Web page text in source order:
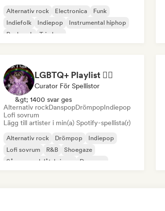
Alternativ rock Electronica
Funk
Indiefolk
Indiepop
Instrumental hiphop
Punkrock
Trip hop
LGBTQ+ Playlist 🏳️‍🌈
Curator För Spellistor
&gt; 1400 svar ges
Alternativ rockDanspopDrömpopIndiepop
Lofi sovrum
Lägg till artister i min(a) Spotify-spellista(r)
Alternativ rock Drömpop
Indiepop
Lofi sovrum
R&B
Shoegaze
Sångare och låtskrivare
Danspop